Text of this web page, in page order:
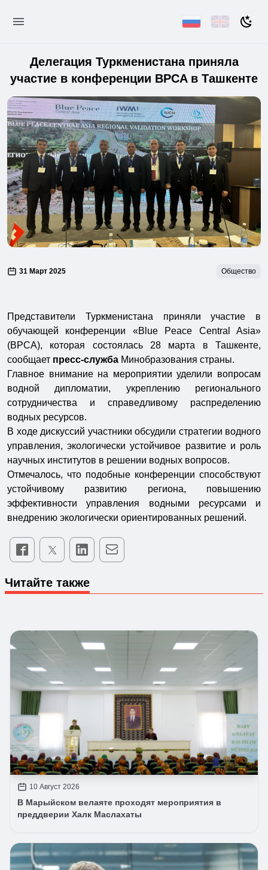
Делегация Туркменистана приняла
участие в конференции BPCA в Ташкенте
31 Март 2025 Общество
Представители Туркменистана приняли участие в
обучающей конференции «Blue Peace Central Asia»
(BPCA), которая состоялась 28 марта в Ташкенте,
сообщает пресс-служба Минобразования страны.
Главное внимание на мероприятии уделили вопросам
водной дипломатии, укреплению регионального
сотрудничества и справедливому распределению
водных ресурсов.
В ходе дискуссий участники обсудили стратегии водного
управления, экологически устойчивое развитие и роль
научных институтов в решении водных вопросов.
Отмечалось, что подобные конференции способствуют
устойчивому развитию региона, повышению
эффективности управления водными ресурсами и
внедрению экологически ориентированных решений.
Читайте также
10 Август 2026
В Марыйском велаяте проходят мероприятия в
преддверии Халк Маслахаты